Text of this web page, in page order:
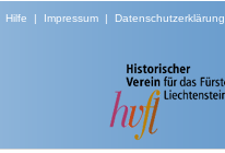
Hilfe | Impressum| Datenschutzerklärung